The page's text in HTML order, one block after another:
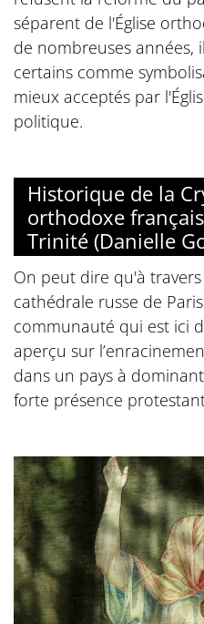
séparent de l'Église
de nombreuses années,
certains comme
mieux acceptés par
politique.
Historique de la
orthodoxe
Trinité (Danielle
On peut dire qu'à
cathédrale russe de Paris
communauté qui est ici
aperçu sur
dans un pays à
forte présence